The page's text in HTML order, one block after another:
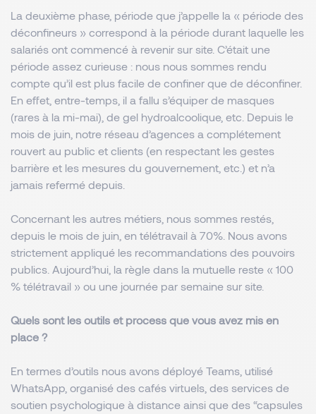
La deuxième phase, période que j’appelle la « période des
déconfineurs » correspond à la période durant laquelle les
salariés ont commencé à revenir sur site. C’était une
période assez curieuse : nous nous sommes rendu
compte qu’il est plus facile de confiner que de déconfiner.
En effet, entre-temps, il a fallu s’équiper de masques
(rares à la mi-mai), de gel hydroalcoolique, etc. Depuis le
mois de juin, notre réseau d’agences a complétement
rouvert au public et clients (en respectant les gestes
barrière et les mesures du gouvernement, etc.) et n’a
jamais refermé depuis.
Concernant les autres métiers, nous sommes restés,
depuis le mois de juin, en télétravail à 70%. Nous avons
strictement appliqué les recommandations des pouvoirs
publics. Aujourd’hui, la règle dans la mutuelle reste « 100
% télétravail » ou une journée par semaine sur site.
Quels sont les outils et process que vous avez mis en
place ?
En termes d’outils nous avons déployé Teams, utilisé
WhatsApp, organisé des cafés virtuels, des services de
soutien psychologique à distance ainsi que des “capsules